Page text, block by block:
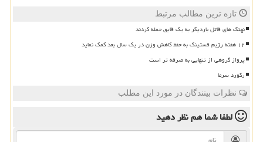
تازه ترین مطالب مرتبط
نهنگ های قاتل باردیگر به یک قایق حمله کردند
۱۲ هفته رژیم فستینگ به حفظ کاهش وزن در یک سال بعد کمک نماید
پرواز گروهی از تنهایی به صرفه تر است
رکورد سرما
نظرات بینندگان در مورد این مطلب
لطفا شما همنظر دهید